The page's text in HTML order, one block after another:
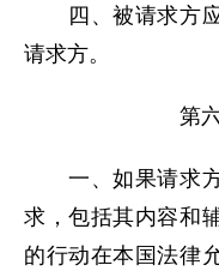
四、被请求方应
请求方。
第六
一、如果请求方
求，包括其内容和
的行动在本国法律